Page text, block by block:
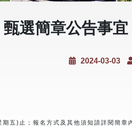
選簡章公告事宜
2024-03-03
五)止；報名方式及其他須知請詳閱簡章